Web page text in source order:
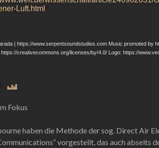
Fokus
haben die Methode der sog. Direct Air
vorgestellt, das auch abseits